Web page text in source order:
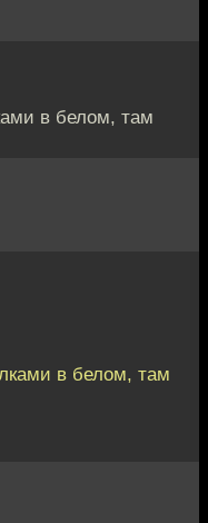
в белом, там
в белом, там